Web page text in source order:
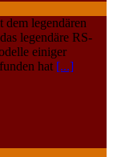
legendären
legendäre RS-
einiger
hat [...]